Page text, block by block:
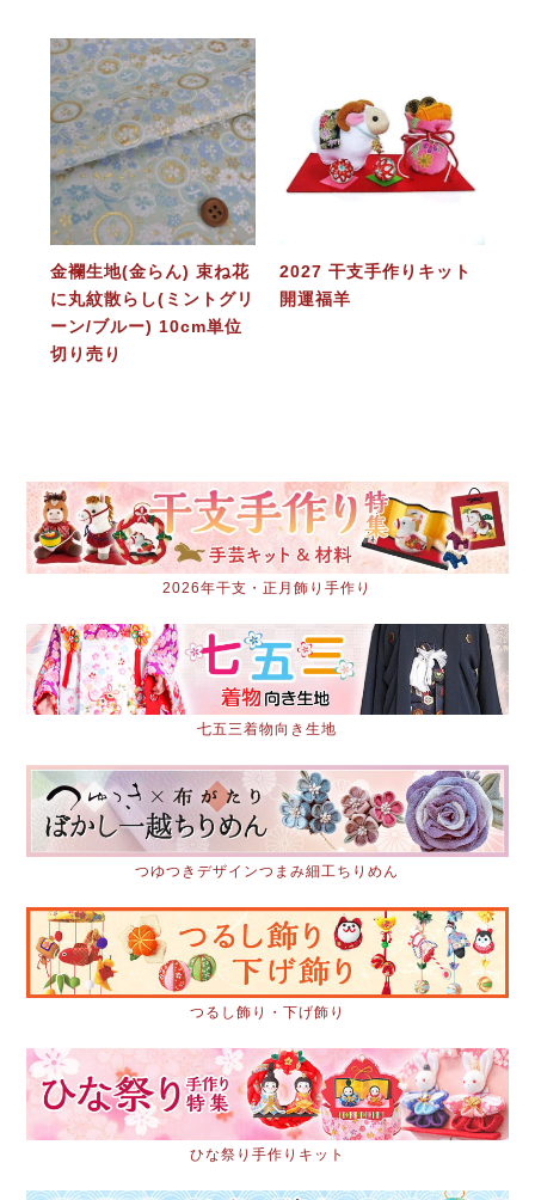
金襴生地(金らん) 束ね花
に丸紋散らし(ミントグリ
ーン/ブルー) 10cm単位
切り売り
2027 干支手作りキット
開運福羊
2026年干支・正月飾り手作り
七五三着物向き生地
つゆつきデザインつまみ細工ちりめん
つるし飾り・下げ飾り
ひな祭り手作りキット